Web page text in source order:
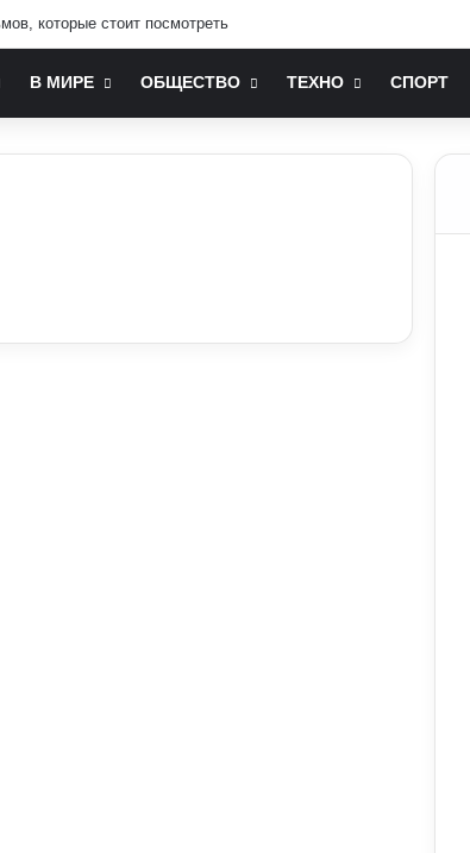
которые стоит посмотреть
В МИРЕ ОБЩЕСТВО ТЕХНО СПОРТ